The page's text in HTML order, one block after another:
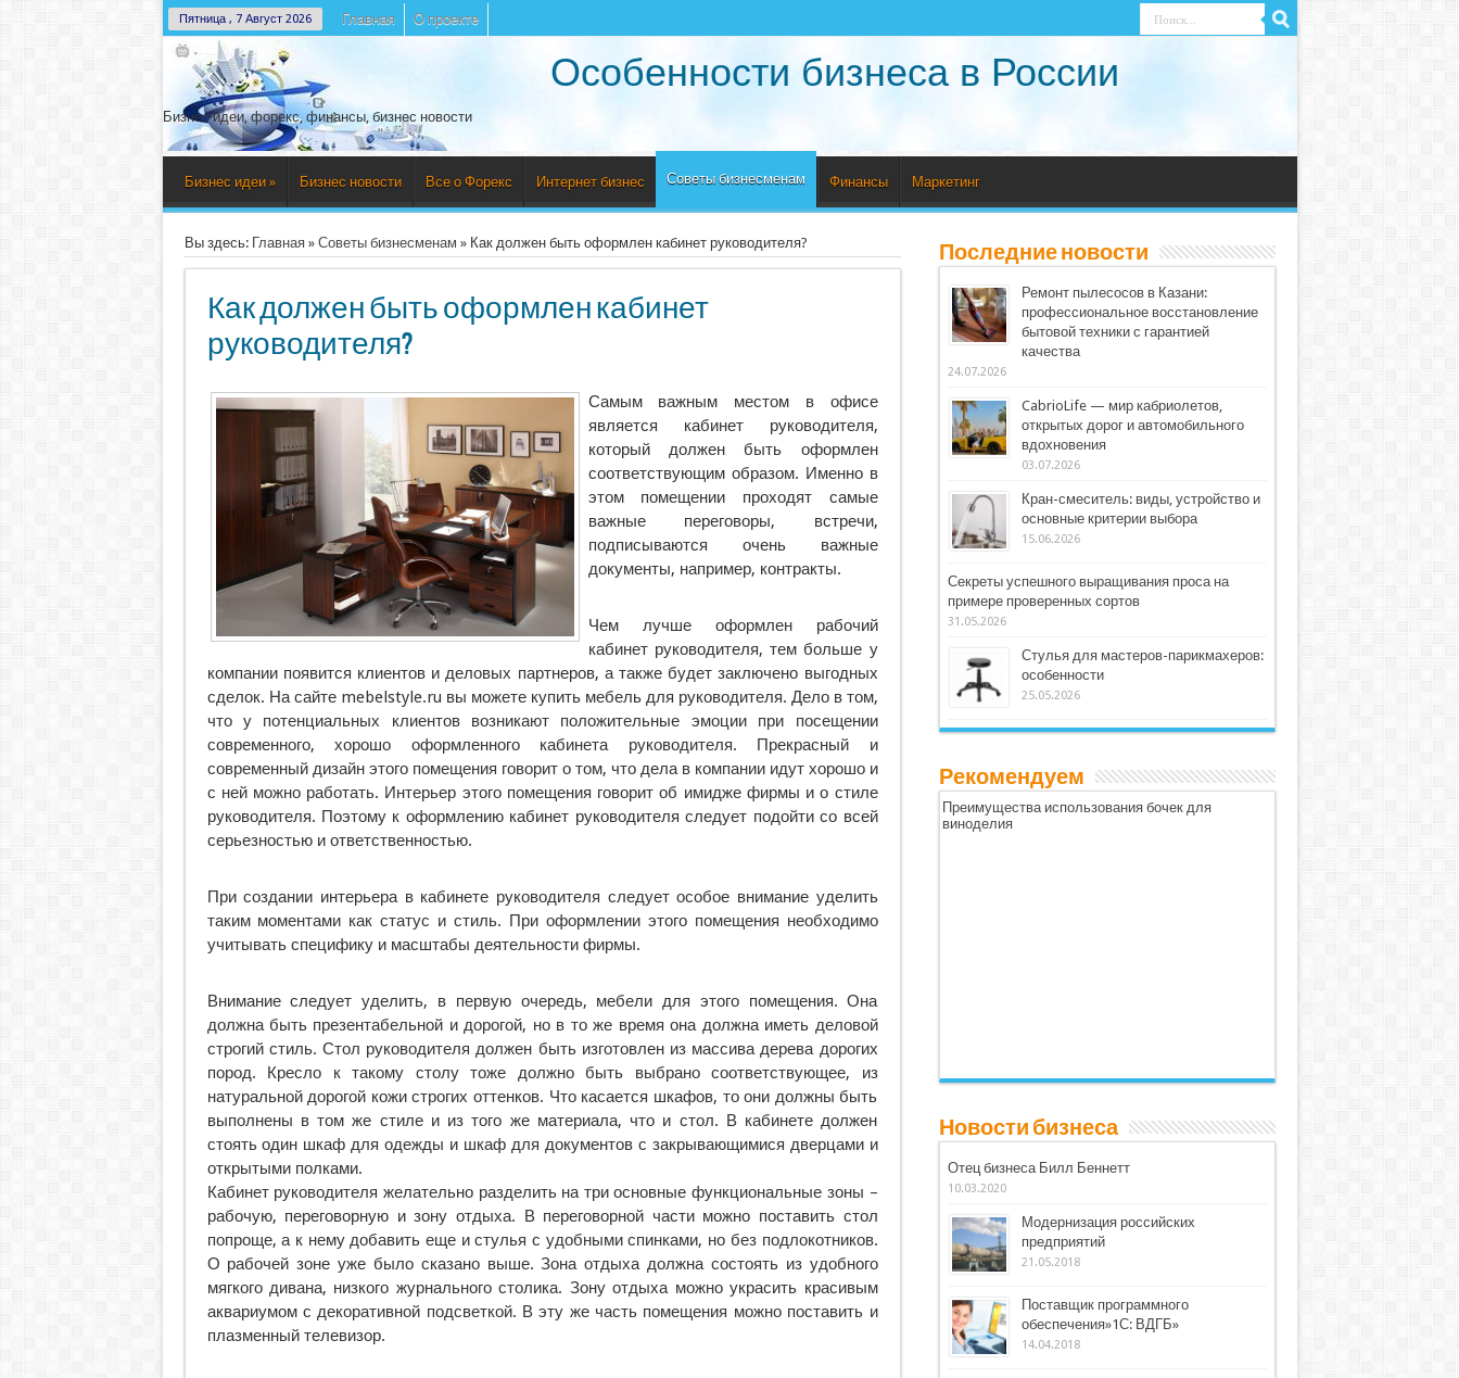
Пятница , 7 Август 2026 Главная О проекте
Особенности бизнеса в России
Бизнес идеи, форекс, финансы, бизнес новости
Бизнес идеи » Бизнес новости Все о Форекс Интернет бизнес Советы бизнесменам Финансы Маркетинг
Вы здесь: Главная» Советы бизнесменам » Как должен быть оформлен кабинет руководителя?
Как должен быть оформлен кабинет
руководителя?
Самым важным местом в офисе
является кабинет руководителя,
который должен быть оформлен
соответствующим образом. Именно в
этом помещении проходят самые
важные переговоры, встречи,
подписываются очень важные
документы, например, контракты.
Чем лучше оформлен рабочий
кабинет руководителя, тем больше у
компании появится клиентов и деловых партнеров, а также будет заключено выгодных
сделок. На сайте mebelstyle.ru вы можете купить мебель для руководителя. Дело в том,
что у потенциальных клиентов возникают положительные эмоции при посещении
современного, хорошо оформленного кабинета руководителя. Прекрасный и
современный дизайн этого помещения говорит о том, что дела в компании идут хорошо и
с ней можно работать. Интерьер этого помещения говорит об имидже фирмы и о стиле
руководителя. Поэтому к оформлению кабинет руководителя следует подойти со всей
серьезностью и ответственностью.
При создании интерьера в кабинете руководителя следует особое внимание уделить
таким моментами как статус и стиль. При оформлении этого помещения необходимо
учитывать специфику и масштабы деятельности фирмы.
Внимание следует уделить, в первую очередь, мебели для этого помещения. Она
должна быть презентабельной и дорогой, но в то же время она должна иметь деловой
строгий стиль. Стол руководителя должен быть изготовлен из массива дерева дорогих
пород. Кресло к такому столу тоже должно быть выбрано соответствующее, из
натуральной дорогой кожи строгих оттенков. Что касается шкафов, то они должны быть
выполнены в том же стиле и из того же материала, что и стол. В кабинете должен
стоять один шкаф для одежды и шкаф для документов с закрывающимися дверцами и
открытыми полками.
Кабинет руководителя желательно разделить на три основные функциональные зоны –
рабочую, переговорную и зону отдыха. В переговорной части можно поставить стол
попроще, а к нему добавить еще и стулья с удобными спинками, но без подлокотников.
О рабочей зоне уже было сказано выше. Зона отдыха должна состоять из удобного
мягкого дивана, низкого журнального столика. Зону отдыха можно украсить красивым
аквариумом с декоративной подсветкой. В эту же часть помещения можно поставить и
плазменный телевизор.
Последние новости
Ремонт пылесосов в Казани:
профессиональное восстановление
бытовой техники с гарантией
качества
24.07.2026
CabrioLife — мир кабриолетов,
открытых дорог и автомобильного
вдохновения
03.07.2026
Кран-смеситель: виды, устройство и
основные критерии выбора
15.06.2026
Секреты успешного выращивания проса на
примере проверенных сортов
31.05.2026
Стулья для мастеров-парикмахеров:
особенности
25.05.2026
Рекомендуем
Преимущества использования бочек для
виноделия
Новости бизнеса
Отец бизнеса Билл Беннетт
10.03.2020
Модернизация российских
предприятий
21.05.2018
Поставщик программного
обеспечения»1С: ВДГБ»
14.04.2018